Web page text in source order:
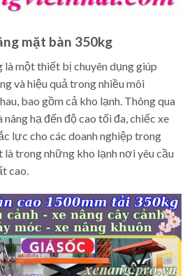
mặt bàn 350kg
là một thiết bị chuyên dụng giúp
và hiệu quả trong nhiều môi
bao gồm cả kho lạnh. Thông qua
nâng hạ đến độ cao tối đa, chiếc xe
lực cho các doanh nghiệp trong
là trong những kho lạnh nơi yêu cầu
cao.